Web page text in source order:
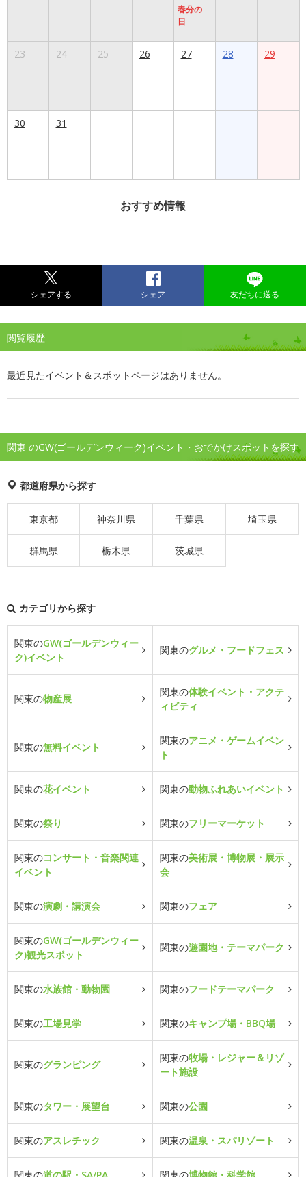
春分の
日
23 24 25 26 27 28 29
30 31
おすすめ情報
シェアする シェア 友だちに送る
閲覧履歴
最近見たイベント＆スポットページはありません。
関東 のGW(ゴールデンウィーク)イベント・おでかけスポットを探す
都道府県から探す
東京都 神奈川県 千葉県 埼玉県
群馬県 栃木県 茨城県
カテゴリから探す
関東のGW(ゴールデンウィー
ク)イベント
関東のグルメ・フードフェス
関東の物産展
関東の体験イベント・アクテ
ィビティ
関東の無料イベント
関東のアニメ・ゲームイベン
ト
関東の花イベント 関東の動物ふれあいイベント
関東の祭り 関東のフリーマーケット
関東のコンサート・音楽関連
イベント
関東の美術展・博物展・展示
会
関東の演劇・講演会 関東のフェア
関東のGW(ゴールデンウィー
ク)観光スポット
関東の遊園地・テーマパーク
関東の水族館・動物園 関東のフードテーマパーク
関東の工場見学 関東のキャンプ場・BBQ場
関東のグランピング
関東の牧場・レジャー＆リゾ
ート施設
関東のタワー・展望台 関東の公園
関東のアスレチック 関東の温泉・スパリゾート